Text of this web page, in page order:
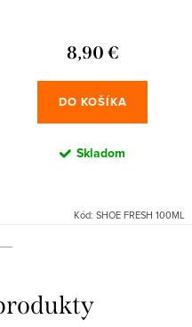
8,90 €
DO KOŠÍKA
Skladom
Kód: SHOE FRESH 100ML